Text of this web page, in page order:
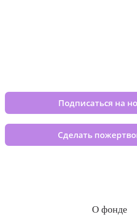
Подписаться на
Сделать
О фонде